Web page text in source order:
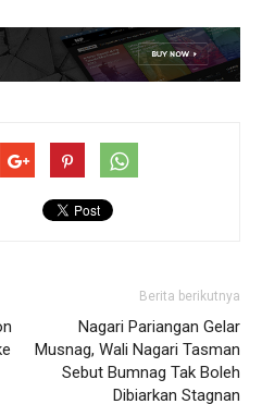
Berita berikutnya
Nagari Pariangan Gelar
Musnag, Wali Nagari Tasman
Sebut Bumnag Tak Boleh
Dibiarkan Stagnan